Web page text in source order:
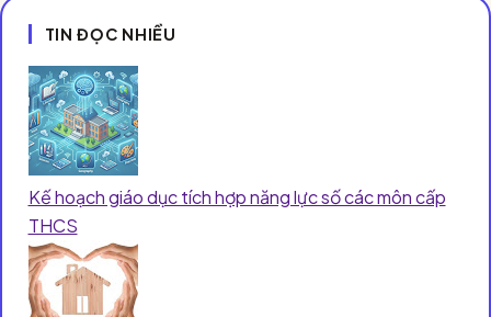
TIN ĐỌC NHIỀU
Kế hoạch giáo dục tích hợp năng lực số các môn cấp
THCS